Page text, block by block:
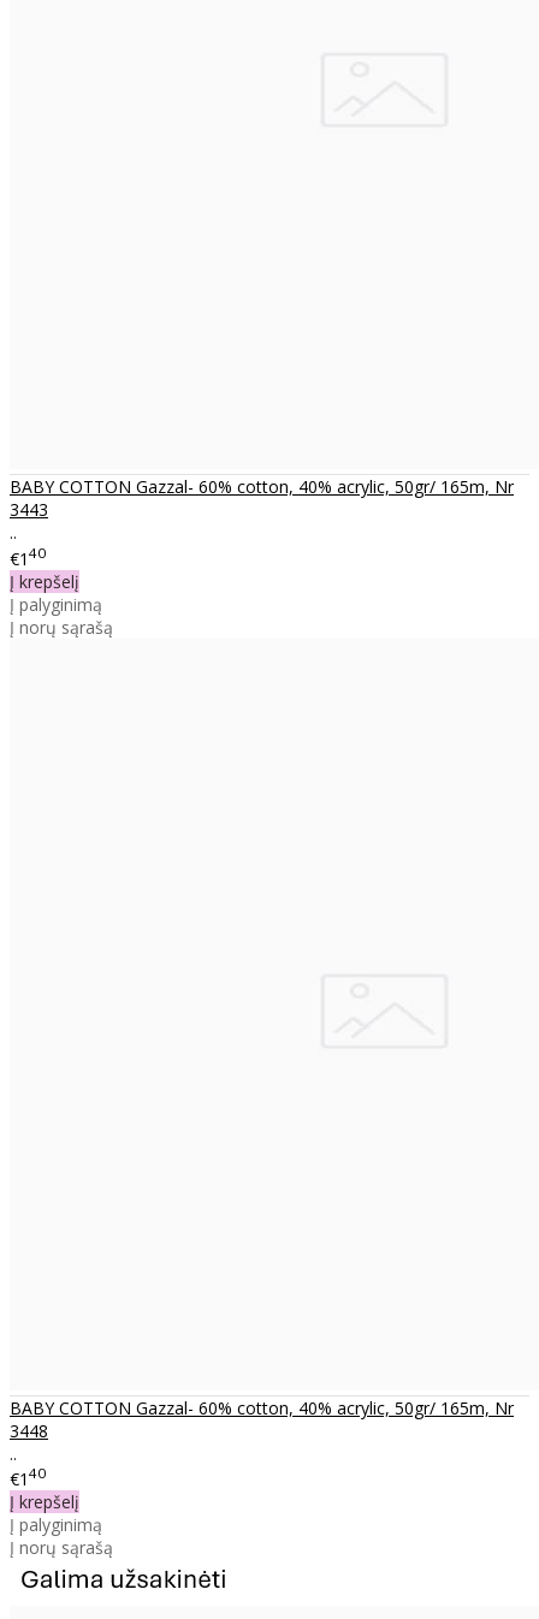
BABY COTTON Gazzal- 60% cotton, 40% acrylic, 50gr/ 165m, Nr
3443
..
€1 40
Į krepšelį
Į palyginimą
Į norų sąrašą
BABY COTTON Gazzal- 60% cotton, 40% acrylic, 50gr/ 165m, Nr
3448
..
€1 40
Į krepšelį
Į palyginimą
Į norų sąrašą